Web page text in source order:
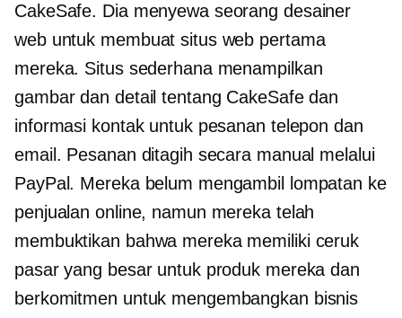
CakeSafe. Dia menyewa seorang desainer
web untuk membuat situs web pertama
mereka. Situs sederhana menampilkan
gambar dan detail tentang CakeSafe dan
informasi kontak untuk pesanan telepon dan
email. Pesanan ditagih secara manual melalui
PayPal. Mereka belum mengambil lompatan ke
penjualan online, namun mereka telah
membuktikan bahwa mereka memiliki ceruk
pasar yang besar untuk produk mereka dan
berkomitmen untuk mengembangkan bisnis